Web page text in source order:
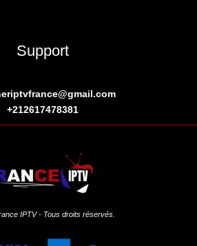
Support
+212617478381
IPTV - Tous droits réservés.